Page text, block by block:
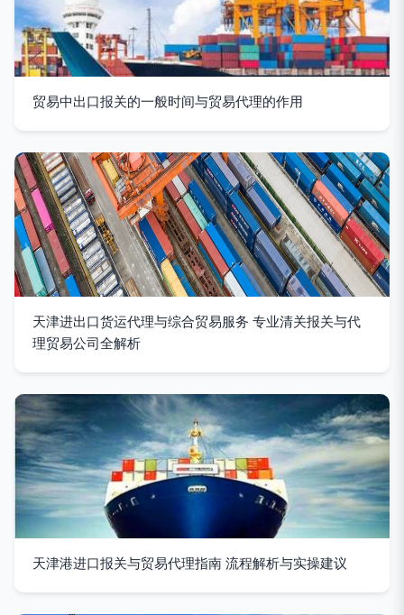
贸易中出口报关的一般时间与贸易代理的作用
天津进出口货运代理与综合贸易服务 专业清关报关与代
理贸易公司全解析
天津港进口报关与贸易代理指南 流程解析与实操建议